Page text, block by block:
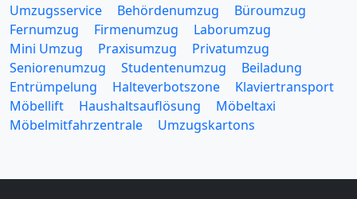
Umzugsservice Behördenumzug
Büroumzug
Fernumzug
Firmenumzug
Laborumzug
Mini Umzug
Praxisumzug
Privatumzug
Seniorenumzug
Studentenumzug
Beiladung
Entrümpelung
Halteverbotszone
Klaviertransport
Möbellift
Haushaltsauflösung
Möbeltaxi
Möbelmitfahrzentrale
Umzugskartons